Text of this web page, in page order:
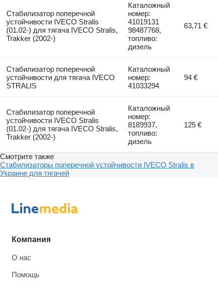
Стабилизатор поперечной
устойчивости IVECO Stralis
(01.02-) для тягача IVECO Stralis,
Trakker (2002-)
Каталожный
номер:
41019131
98487768,
топливо:
дизель
63,71 €
Стабилизатор поперечной
устойчивости для тягача IVECO
STRALIS
Каталожный
номер:
41033294
94 €
Стабилизатор поперечной
устойчивости IVECO Stralis
(01.02-) для тягача IVECO Stralis,
Trakker (2002-)
Каталожный
номер:
8189937,
топливо:
дизель
125 €
Смотрите также
Стабилизаторы поперечной устойчивости IVECO Stralis в
Украине для тягачей
Компания
О нас
Помощь